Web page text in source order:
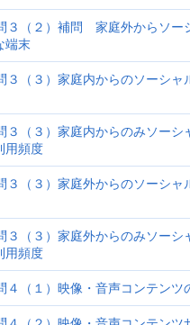
２）補問 家庭外からソーシ
端末
３）家庭内からのソーシャ
３）家庭内からのみソーシャ
用頻度
３）家庭外からのソーシャ
３）家庭外からのみソーシャ
用頻度
１）映像・音声コンテンツ